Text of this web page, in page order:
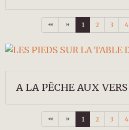
1 2 3 4
A LA PÊCHE AUX VERS
1 2 3 4